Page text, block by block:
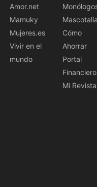
Amor.net
Mamuky
Mujeres.es
Vivir en el
mundo
Cómo
Ahorrar
Portal
Financiero
Mi Revista